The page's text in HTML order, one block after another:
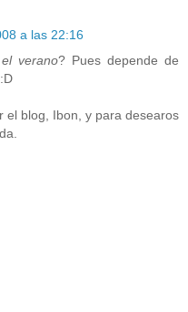
a las 22:16
verano? Pues depende de
el blog, Ibon, y para desearos